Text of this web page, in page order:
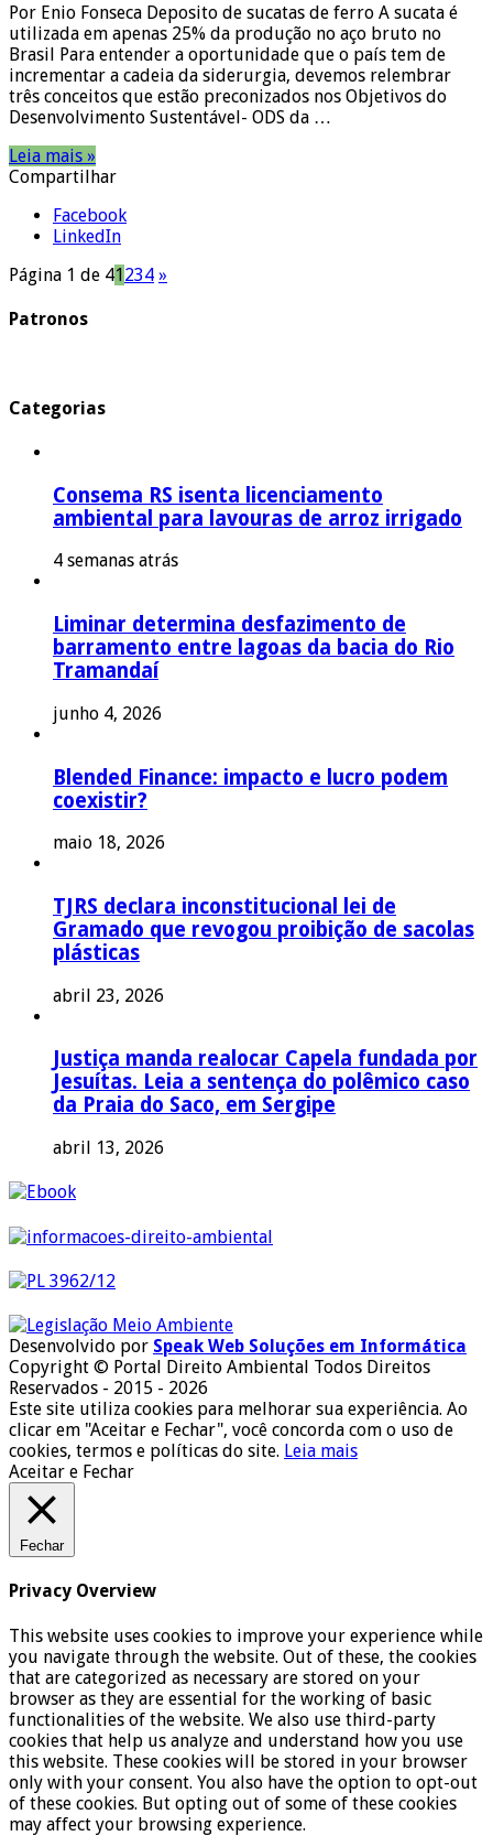
Por Enio Fonseca Deposito de sucatas de ferro A sucata é
utilizada em apenas 25% da produção no aço bruto no
Brasil Para entender a oportunidade que o país tem de
incrementar a cadeia da siderurgia, devemos relembrar
três conceitos que estão preconizados nos Objetivos do
Desenvolvimento Sustentável- ODS da …
Leia mais »
Compartilhar
Facebook
LinkedIn
Página 1 de 41234 »
Patronos
Categorias
Consema RS isenta licenciamento
ambiental para lavouras de arroz irrigado
4 semanas atrás
Liminar determina desfazimento de
barramento entre lagoas da bacia do Rio
Tramandaí
junho 4, 2026
Blended Finance: impacto e lucro podem
coexistir?
maio 18, 2026
TJRS declara inconstitucional lei de
Gramado que revogou proibição de sacolas
plásticas
abril 23, 2026
Justiça manda realocar Capela fundada por
Jesuítas. Leia a sentença do polêmico caso
da Praia do Saco, em Sergipe
abril 13, 2026
Desenvolvido por Speak Web Soluções em Informática
Copyright © Portal Direito Ambiental Todos Direitos
Reservados - 2015 - 2026
Este site utiliza cookies para melhorar sua experiência. Ao
clicar em "Aceitar e Fechar", você concorda com o uso de
cookies, termos e políticas do site. Leia mais
Aceitar e Fechar
Fechar
Privacy Overview
This website uses cookies to improve your experience while
you navigate through the website. Out of these, the cookies
that are categorized as necessary are stored on your
browser as they are essential for the working of basic
functionalities of the website. We also use third-party
cookies that help us analyze and understand how you use
this website. These cookies will be stored in your browser
only with your consent. You also have the option to opt-out
of these cookies. But opting out of some of these cookies
may affect your browsing experience.